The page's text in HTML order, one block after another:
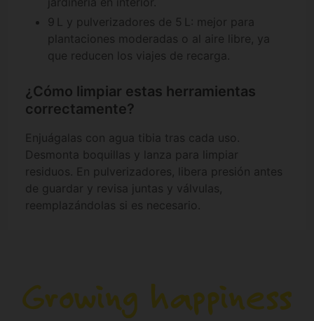
9 L y pulverizadores de 5 L: mejor para
plantaciones moderadas o al aire libre, ya
que reducen los viajes de recarga.
¿Cómo limpiar estas herramientas
correctamente?
Enjuágalas con agua tibia tras cada uso.
Desmonta boquillas y lanza para limpiar
residuos. En pulverizadores, libera presión antes
de guardar y revisa juntas y válvulas,
reemplazándolas si es necesario.